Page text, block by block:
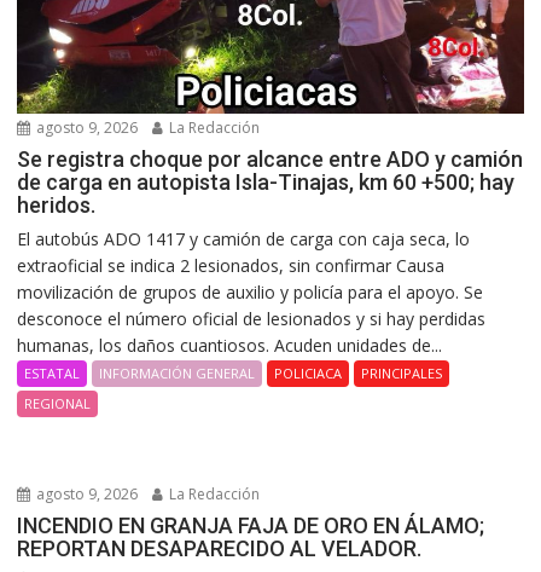
agosto 9, 2026 La Redacción
Se registra choque por alcance entre ADO y camión
de carga en autopista Isla-Tinajas, km 60 +500; hay
heridos.
El autobús ADO 1417 y camión de carga con caja seca, lo
extraoficial se indica 2 lesionados, sin confirmar Causa
movilización de grupos de auxilio y policía para el apoyo. Se
desconoce el número oficial de lesionados y si hay perdidas
humanas, los daños cuantiosos. Acuden unidades de...
ESTATAL INFORMACIÓN GENERAL POLICIACA
PRINCIPALES
REGIONAL
agosto 9, 2026 La Redacción
INCENDIO EN GRANJA FAJA DE ORO EN ÁLAMO;
REPORTAN DESAPARECIDO AL VELADOR.